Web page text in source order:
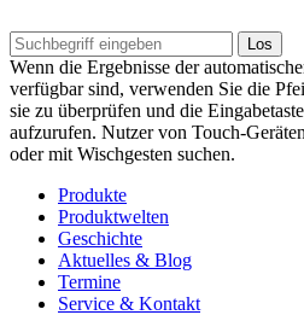
Los
Wenn die Ergebnisse der
verfügbar sind, verwenden Sie die
sie zu überprüfen und die
aufzurufen. Nutzer von Touch-
oder mit Wischgesten suchen.
Produkte
Produktwelten
Geschichte
Aktuelles & Blog
Termine
Service & Kontakt